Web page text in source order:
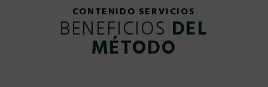
CONTENIDO SERVICIOS
BENEFICIOS DEL
MÉTODO